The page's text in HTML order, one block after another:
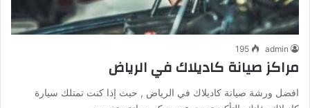
admin
195
مراكز صيانة كاديلاك في الرياض
افضل ورشة صيانة كاديلاك في الرياض , حيث إذا كنت تمتلك سيارة